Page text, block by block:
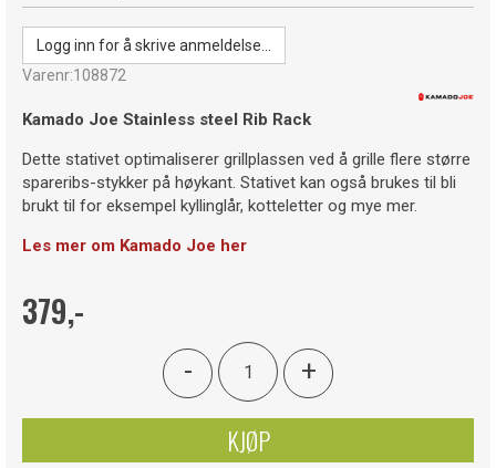
Logg inn for å skrive anmeldelse...
Varenr:108872
Kamado Joe Stainless steel Rib Rack
Dette stativet optimaliserer grillplassen ved å grille flere større
spareribs-stykker på høykant. Stativet kan også brukes til bli
brukt til for eksempel kyllinglår, kotteletter og mye mer.
Les mer om Kamado Joe her
379,-
- +
KJØP